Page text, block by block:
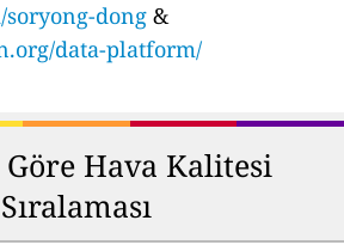
soryong-dong &
data-platform/
Hava Kalitesi
Sıralaması